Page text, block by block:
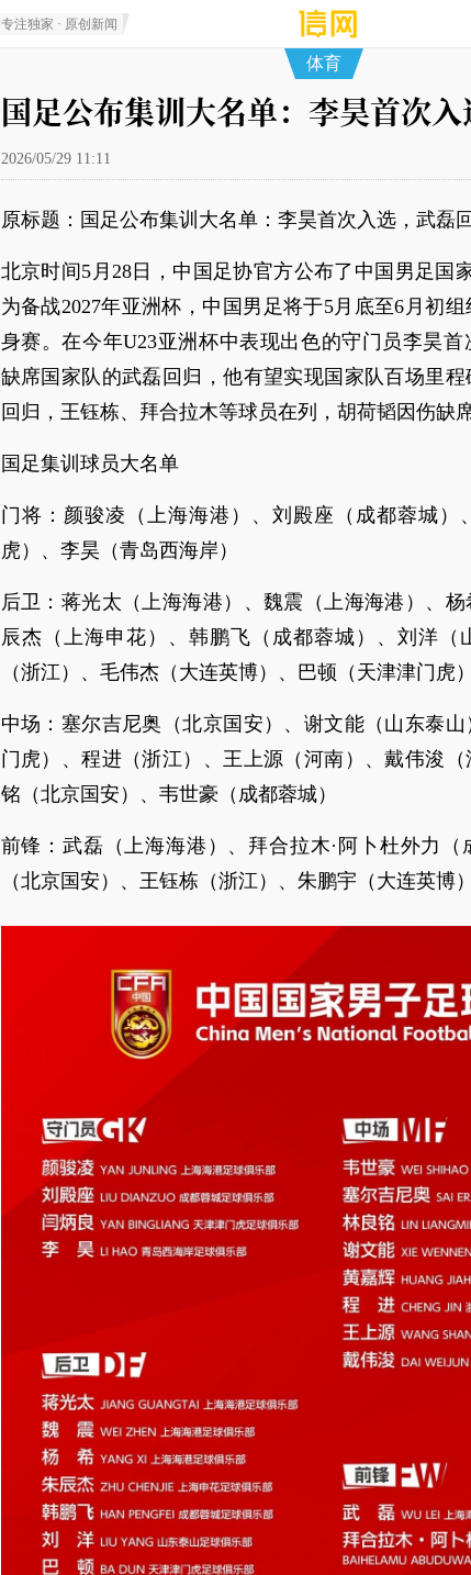
专注独家 · 原创新闻
体育
国足公布集训大名单：李昊首次
2026/05/29 11:11
原标题：国足公布集训大名单：李昊首次入选，武磊
北京时间5月28日，中国足协官方公布了中国男足国
为备战2027年亚洲杯，中国男足将于5月底至6月初
身赛。在今年U23亚洲杯中表现出色的守门员李昊首
缺席国家队的武磊回归，他有望实现国家队百场里
回归，王钰栋、拜合拉木等球员在列，胡荷韬因伤缺
国足集训球员大名单
门将：颜骏凌（上海海港）、刘殿座（成都蓉城）
虎）、李昊（青岛西海岸）
后卫：蒋光太（上海海港）、魏震（上海海港）、
辰杰（上海申花）、韩鹏飞（成都蓉城）、刘洋（
（浙江）、毛伟杰（大连英博）、巴顿（天津津门虎）
中场：塞尔吉尼奥（北京国安）、谢文能（山东泰
门虎）、程进（浙江）、王上源（河南）、戴伟浚（
铭（北京国安）、韦世豪（成都蓉城）
前锋：武磊（上海海港）、拜合拉木·阿卜杜外力（
（北京国安）、王钰栋（浙江）、朱鹏宇（大连英博）